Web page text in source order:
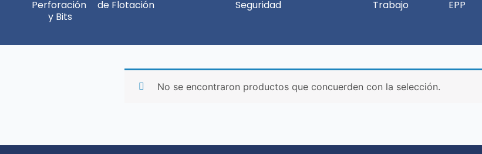
Perforación
y Bits
de Flotación
Seguridad
Trabajo
EPP
No se encontraron productos que concuerden con la selección.